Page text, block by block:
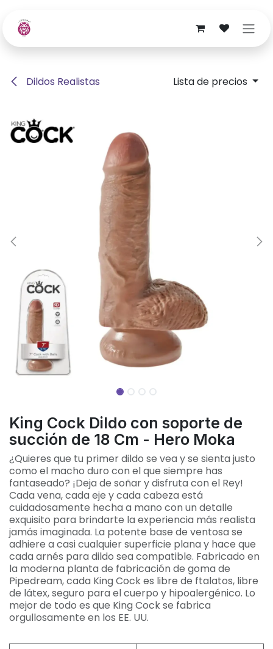
Dildos Realistas Lista de precios
King Cock Dildo con soporte de
succión de 18 Cm - Hero Moka
¿Quieres que tu primer dildo se vea y se sienta justo
como el macho duro con el que siempre has
fantaseado? ¡Deja de soñar y disfruta con el Rey!
Cada vena, cada eje y cada cabeza está
cuidadosamente hecha a mano con un detalle
exquisito para brindarte la experiencia más realista
jamás imaginada. La potente base de ventosa se
adhiere a casi cualquier superficie plana y hace que
cada arnés para dildo sea compatible. Fabricado en
la moderna planta de fabricación de goma de
Pipedream, cada King Cock es libre de ftalatos, libre
de látex, seguro para el cuerpo y hipoalergénico. Lo
mejor de todo es que King Cock se fabrica
orgullosamente en los EE. UU.